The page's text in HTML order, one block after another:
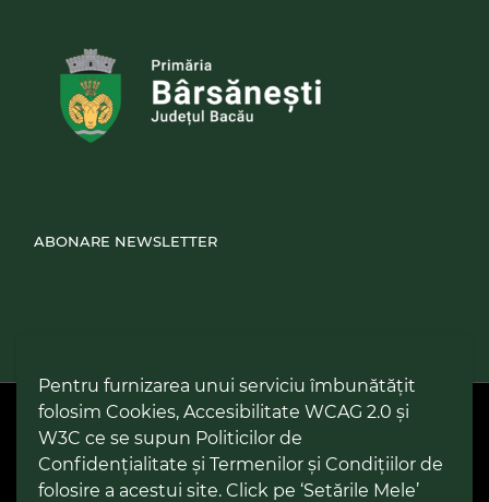
Pentru furnizarea unui serviciu îmbunătățit
folosim Cookies, Accesibilitate WCAG 2.0 și
W3C ce se supun Politicilor de
Confidențialitate și Termenilor și Condițiilor de
folosire a acestui site. Click pe ‘Setările Mele’
ABONARE NEWSLETTER
PPW @2026 |Hartă Website|Setări Cookies și Accesibilitate
Politică de utilizare Cookies|Politică de confidențialitate site
Termeni și condiții de utilizare a site-ului